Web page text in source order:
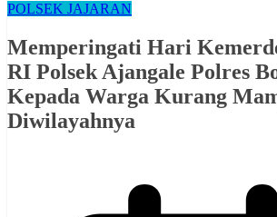
POLSEK JAJARAN
Memperingati Hari
RI Polsek Ajangale Polres
Kepada Warga Kurang
Diwilayahnya